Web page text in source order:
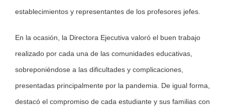
establecimientos y representantes de los profesores jefes.
En la ocasión, la Directora Ejecutiva valoró el buen trabajo
realizado por cada una de las comunidades educativas,
sobreponiéndose a las dificultades y complicaciones,
presentadas principalmente por la pandemia. De igual forma,
destacó el compromiso de cada estudiante y sus familias con